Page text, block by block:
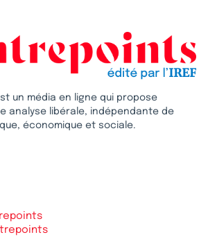
un média en ligne qui propose
analyse libérale, indépendante de
économique et sociale.